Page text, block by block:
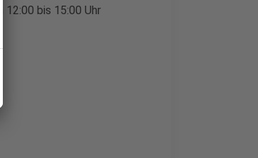
12:00 bis 15:00 Uhr